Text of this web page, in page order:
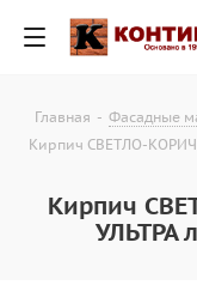
Главная - Фасадные
Кирпич СВЕТЛО-
Кирпич
УЛЬТРА